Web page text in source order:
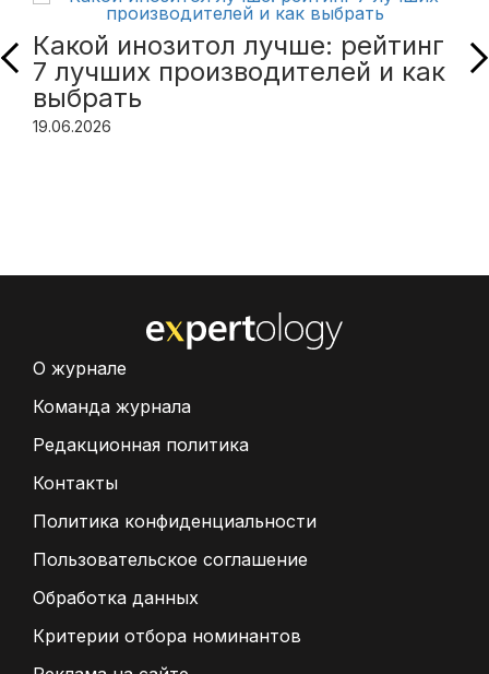
Какой инозитол лучше: рейтинг
7 лучших производителей и как
выбрать
19.06.2026
О журнале
Команда журнала
Редакционная политика
Контакты
Политика конфиденциальности
Пользовательское соглашение
Обработка данных
Критерии отбора номинантов